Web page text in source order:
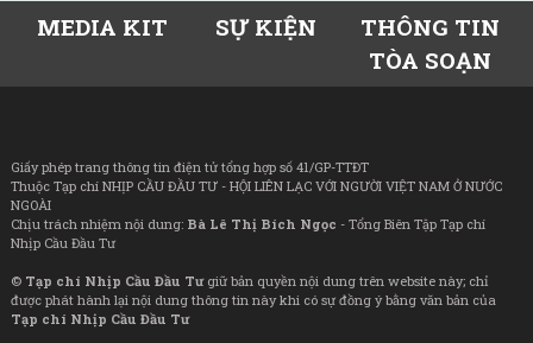
MEDIA KIT SỰ KIỆN
THÔNG TIN
TÒA SOẠN
Giấy phép trang thông tin điện tử tổng hợp số 41/GP-TTĐT
Thuộc Tạp chí NHỊP CẦU ĐẦU TƯ - HỘI LIÊN LẠC VỚI NGƯỜI VIỆT NAM Ở NƯỚC
NGOÀI
Chịu trách nhiệm nội dung: Bà Lê Thị Bích Ngọc - Tổng Biên Tập Tạp chí
Nhịp Cầu Đầu Tư
© Tạp chí Nhịp Cầu Đầu Tưgiữ bản quyền nội dung trên website này; chỉ
được phát hành lại nội dung thông tin này khi có sự đồng ý bằng văn bản của
Tạp chí Nhịp Cầu Đầu Tư